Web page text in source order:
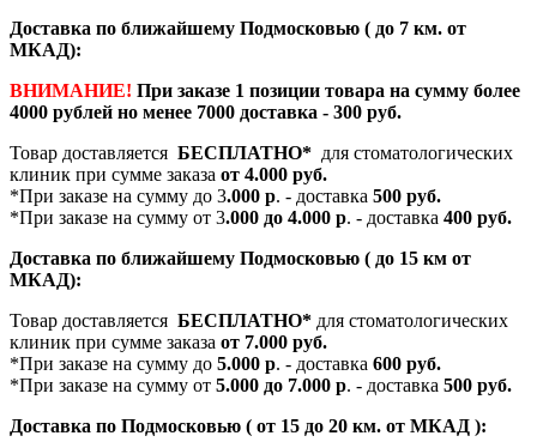
Доставка по ближайшему Подмосковью ( до 7 км. от
МКАД):
ВНИМАНИЕ! При заказе 1 позиции товара на сумму более
4000 рублей но менее 7000 доставка - 300 руб.
Товар доставляется БЕСПЛАТНО* для стоматологических
клиник при сумме заказа от 4.000 руб.
*При заказе на сумму до 3.000 р. - доставка 500 руб.
*При заказе на сумму от 3.000 до 4.000 р. - доставка 400 руб.
Доставка по ближайшему Подмосковью ( до 15 км от
МКАД):
Товар доставляется БЕСПЛАТНО* для стоматологических
клиник при сумме заказа от 7.000 руб.
*При заказе на сумму до 5.000 р. - доставка 600 руб.
*При заказе на сумму от 5.000 до 7.000 р. - доставка 500 руб.
Доставка по Подмосковью ( от 15 до 20 км. от МКАД ):